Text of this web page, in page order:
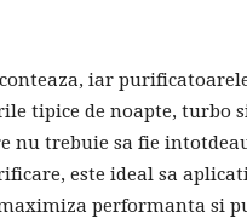
iar
tipice de noapte, turbo
nu trebuie sa fie
este ideal sa
performanta si